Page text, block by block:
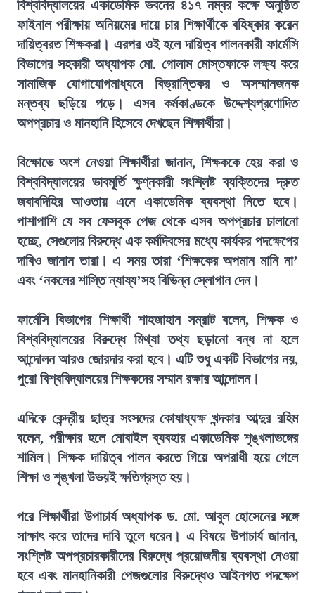
বিশ্ববিদ্যালয়ের একাডেমিক ভবনের ৪১৭ নম্বর কক্ষে অনুষ্ঠিত
ফাইনাল পরীক্ষায় অনিয়মের দায়ে চার শিক্ষার্থীকে বহিষ্কার করেন
দায়িত্বরত শিক্ষকরা। এরপর ওই হলে দায়িত্ব পালনকারী ফার্মেসি
বিভাগের সহকারী অধ্যাপক মো. গোলাম মোস্তফাকে লক্ষ্য করে
সামাজিক যোগাযোগমাধ্যমে বিভ্রান্তিকর ও অসম্মানজনক
মন্তব্য ছড়িয়ে পড়ে। এসব কর্মকাণ্ডকে উদ্দেশ্যপ্রণোদিত
অপপ্রচার ও মানহানি হিসেবে দেখছেন শিক্ষার্থীরা।
বিক্ষোভে অংশ নেওয়া শিক্ষার্থীরা জানান, শিক্ষককে হেয় করা ও
বিশ্ববিদ্যালয়ের ভাবমূর্তি ক্ষুণ্নকারী সংশ্লিষ্ট ব্যক্তিদের দ্রুত
জবাবদিহির আওতায় এনে একাডেমিক ব্যবস্থা নিতে হবে।
পাশাপাশি যে সব ফেসবুক পেজ থেকে এসব অপপ্রচার চালানো
হচ্ছে, সেগুলোর বিরুদ্ধে এক কর্মদিবসের মধ্যে কার্যকর পদক্ষেপের
দাবিও জানান তারা। এ সময় তারা ‘শিক্ষকের অপমান মানি না’
এবং ‘নকলের শাস্তি ন্যায্য’সহ বিভিন্ন স্লোগান দেন।
ফার্মেসি বিভাগের শিক্ষার্থী শাহজাহান সম্রাট বলেন, শিক্ষক ও
বিশ্ববিদ্যালয়ের বিরুদ্ধে মিথ্যা তথ্য ছড়ানো বন্ধ না হলে
আন্দোলন আরও জোরদার করা হবে। এটি শুধু একটি বিভাগের নয়,
পুরো বিশ্ববিদ্যালয়ের শিক্ষকদের সম্মান রক্ষার আন্দোলন।
এদিকে কেন্দ্রীয় ছাত্র সংসদের কোষাধ্যক্ষ খন্দকার আব্দুর রহিম
বলেন, পরীক্ষার হলে মোবাইল ব্যবহার একাডেমিক শৃঙ্খলাভঙ্গের
শামিল। শিক্ষক দায়িত্ব পালন করতে গিয়ে অপরাধী হয়ে গেলে
শিক্ষা ও শৃঙ্খলা উভয়ই ক্ষতিগ্রস্ত হয়।
পরে শিক্ষার্থীরা উপাচার্য অধ্যাপক ড. মো. আবুল হোসেনের সঙ্গে
সাক্ষাৎ করে তাদের দাবি তুলে ধরেন। এ বিষয়ে উপাচার্য জানান,
সংশ্লিষ্ট অপপ্রচারকারীদের বিরুদ্ধে প্রয়োজনীয় ব্যবস্থা নেওয়া
হবে এবং মানহানিকারী পেজগুলোর বিরুদ্ধেও আইনগত পদক্ষেপ